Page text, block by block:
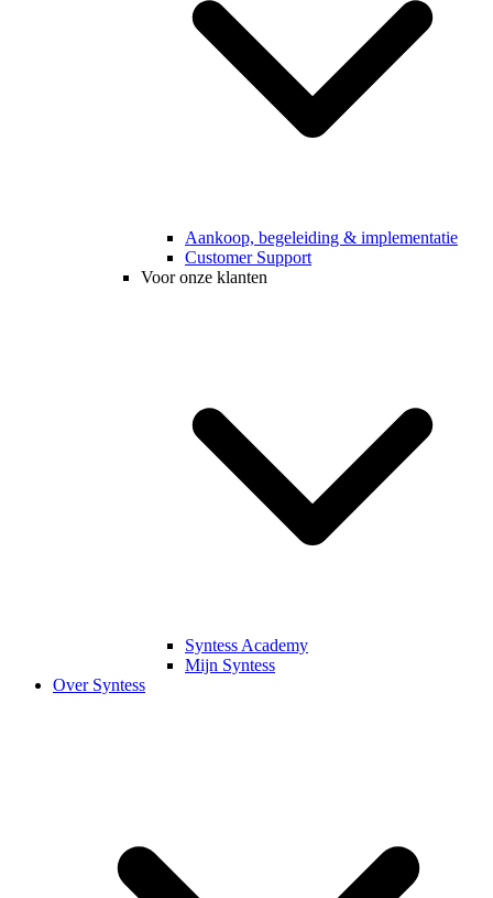
Aankoop, begeleiding & implementatie
Customer Support
Voor onze klanten
Syntess Academy
Mijn Syntess
Over Syntess